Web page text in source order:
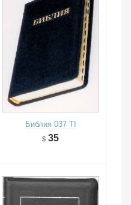
Библия 037 TI
35